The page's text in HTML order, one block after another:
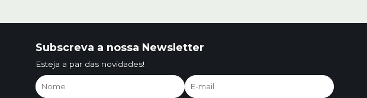
Subscreva a nossa Newsletter
Esteja a par das novidades!